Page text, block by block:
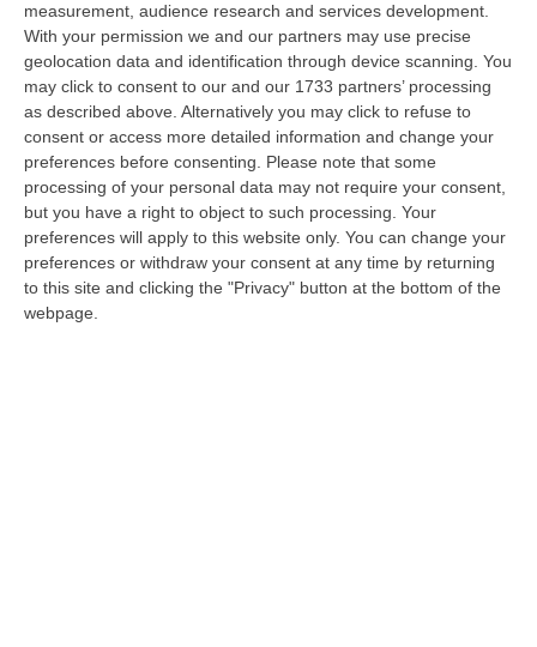
measurement, audience research and services development.
With your permission we and our partners may use precise
geolocation data and identification through device scanning. You
may click to consent to our and our 1733 partners’ processing
as described above. Alternatively you may click to refuse to
consent or access more detailed information and change your
preferences before consenting. Please note that some
processing of your personal data may not require your consent,
but you have a right to object to such processing. Your
preferences will apply to this website only. You can change your
preferences or withdraw your consent at any time by returning
to this site and clicking the "Privacy" button at the bottom of the
webpage.
Vincenzo Mollica e la Calabria: «Lì ho
iniziato a studiare, ad Ardore ho scoperto
la malattia»
Al Corriere della Sera il noto giornalista e
conduttore televisivo racconta la sua infanzia
a Motticella: «Ho scoperto lì le mie passioni»
Pubblicato il: 09/12/23 – 9:28